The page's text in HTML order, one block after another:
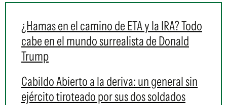
¿Hamas en el camino de ETA y la IRA? Todo
cabe en el mundo surrealista de Donald
Trump
Cabildo Abierto a la deriva: un general sin
ejército tiroteado por sus dos soldados